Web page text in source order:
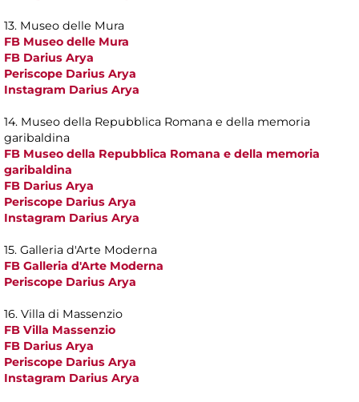
13. Museo delle Mura
FB Museo delle Mura
FB Darius Arya
Periscope Darius Arya
Instagram Darius Arya
14. Museo della Repubblica Romana e della memoria
garibaldina
FB Museo della Repubblica Romana e della memoria
garibaldina
FB Darius Arya
Periscope Darius Arya
Instagram Darius Arya
15. Galleria d'Arte Moderna
FB Galleria d'Arte Moderna
Periscope Darius Arya
16. Villa di Massenzio
FB Villa Massenzio
FB Darius Arya
Periscope Darius Arya
Instagram Darius Arya